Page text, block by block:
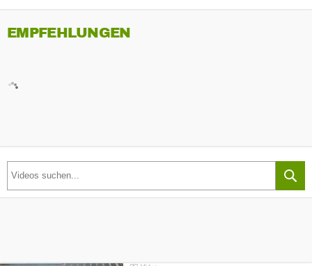
EMPFEHLUNGEN